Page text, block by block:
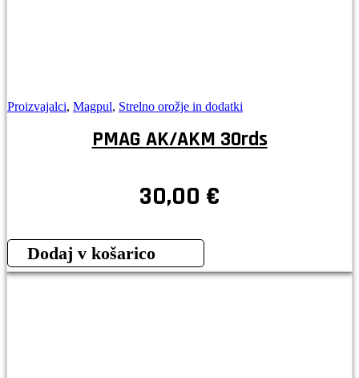
Proizvajalci, Magpul, Strelno orožje in dodatki
PMAG AK/AKM 30rds
30,00 €
Dodaj v košarico